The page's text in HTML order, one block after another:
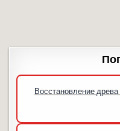
Восстановление